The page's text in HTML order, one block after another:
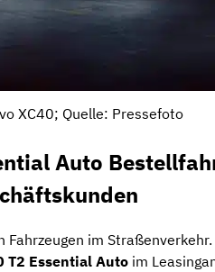
XC40; Quelle: Pressefoto
Auto
Fahrzeugen im
T2 Essential Auto im